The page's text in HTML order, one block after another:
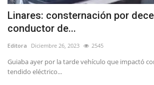
Política
Espectáculos
Linares: consternación por
conductor de...
Editora Diciembre 26, 2023 2545
Guiaba ayer por la tarde vehículo que impactó
tendido eléctrico...